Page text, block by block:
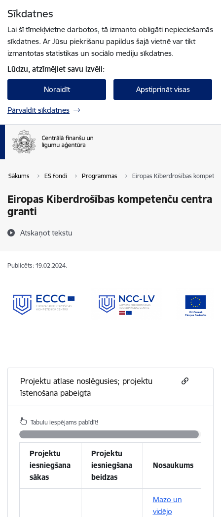
Sīkdatnes
Lai šī tīmekļvietne darbotos, tā izmanto obligāti nepieciešamās
sīkdatnes. Ar Jūsu piekrišanu papildus šajā vietnē var tikt
izmantotas statistikas un sociālo mediju sīkdatnes.
Lūdzu, atzīmējiet savu izvēli:
Noraidīt Apstiprināt visas
Pārvaldīt sīkdatnes
Sākums ES fondi Programmas Eiropas Kiberdrošības
Eiropas Kiberdrošības kompetenču centra
granti
Atskaņot tekstu
Publicēts: 19.02.2024.
Projektu atlase noslēgusies; projektu
īstenošana pabeigta
Tabulu iespējams pabīdīt!
Projektu
iesniegšana
sākas
Projektu
iesniegšana
beidzas
Nosaukums
Mazo un
vidējo